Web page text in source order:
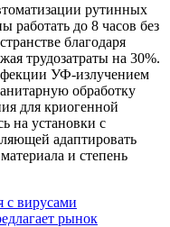
рутинных
работать до 8 часов без
благодаря
трудозатраты на 30%.
УФ-излучением
обработку
для криогенной
на установки с
адаптировать
и степень
с вирусами
рынок